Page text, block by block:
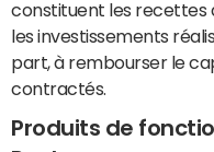
constituent les recettes
les investissements
part, à rembourser le
contractés.
Produits de